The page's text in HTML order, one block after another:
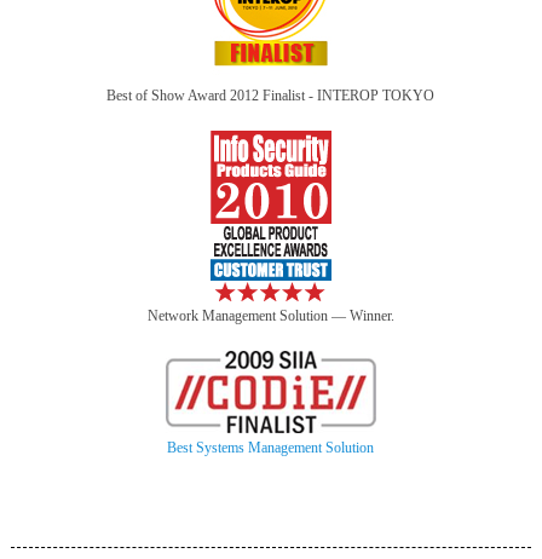
Best of Show Award 2012 Finalist - INTEROP TOKYO
Network Management Solution — Winner.
Best Systems Management Solution